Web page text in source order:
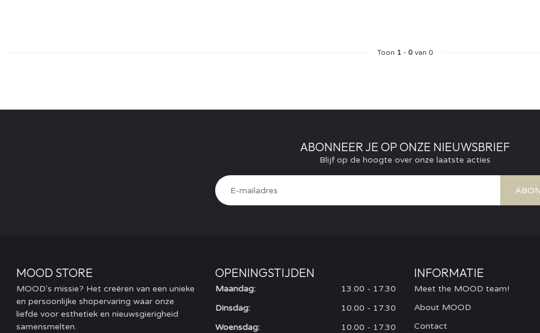
Toon 1 - 0van 0
ABONNEER JE OP ONZE NIEUWSBRIEF
Blijf op de hoogte over onze laatste acties
MOOD STORE
MOOD's missie? Het creëren van een unieke
en persoonlijke shopervaring waar onze
liefde voor esthetiek en nieuwsgierigheid
samensmelten.
OPENINGSTIJDEN
Maandag:
13.00 - 17.30
Dinsdag:
10.00 - 17.30
Woensdag:
10.00 - 17.30
INFORMATIE
Meet the MOOD team!
About MOOD
Contact